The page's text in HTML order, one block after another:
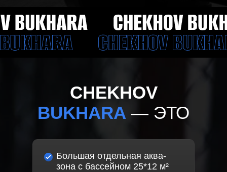
CHEKHOV
BUKHARA — ЭТО
Большая отдельная аква-
зона c бассейном 25*12 м²